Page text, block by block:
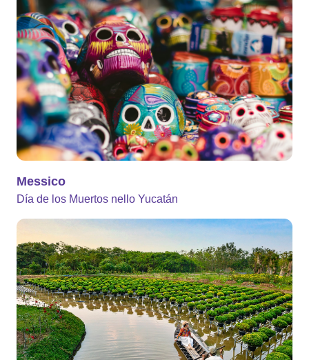
Messico
Día de los Muertos nello Yucatán